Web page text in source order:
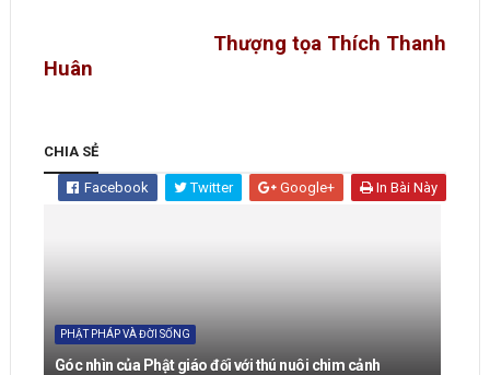
Thượng tọa Thích Thanh
Huân
CHIA SẺ
Facebook Twitter Google+ In Bài Này
PHẬT PHÁP VÀ ĐỜI SỐNG
Góc nhìn của Phật giáo đối với thú nuôi chim cảnh